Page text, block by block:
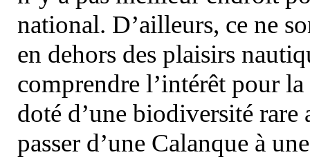
national. D’ailleurs, ce ne
en dehors des plaisirs
comprendre l’intérêt pour
doté d’une biodiversité
passer d’une Calanque à